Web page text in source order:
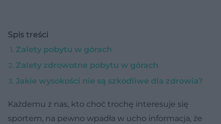
Spis treści
Zalety pobytu w górach
Zalety zdrowotne pobytu w górach
Jakie wysokości nie są szkodliwe dla zdrowia?
Każdemu z nas, kto choć trochę interesuje się
sportem, na pewno wpadła w ucho informacja, że